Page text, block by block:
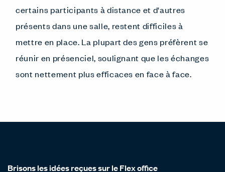
certains participants à distance et d'autres
présents dans une salle, restent difficiles à
mettre en place. La plupart des gens préfèrent se
réunir en présenciel, soulignant que les échanges
sont nettement plus efficaces en face à face.
Brisons les idées reçues sur le Flex office